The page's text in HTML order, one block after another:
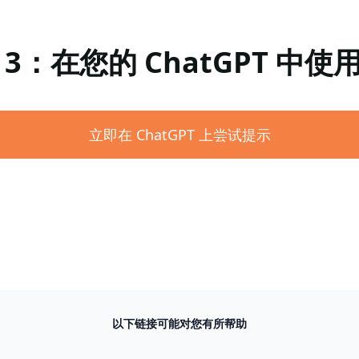
：在您的 ChatGPT 中使
立即在 ChatGPT 上尝试提示
以下链接可能对您有所帮助